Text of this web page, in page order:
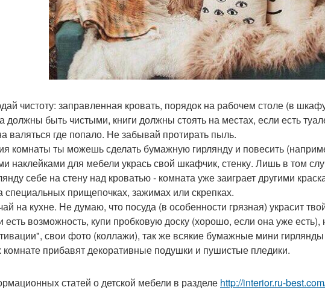
чистоту: заправленная кровать, порядок на рабочем столе (в
должны быть чистыми, книги должны стоять на местах, если есть
валяться где попало. Не забывай протирать пыль.
комнаты ты можешь сделать бумажную гирлянду и повесить
наклейками для мебели укрась свой шкафчик, стенку. Лишь в том
себе на стену над кроватью - комната уже заиграет другими
специальных прищепочках, зажимах или скрепках.
на кухне. Не думаю, что посуда (в особенности грязная) украсит
есть возможность, купи пробковую доску (хорошо, если она уже
свои фото (коллажи), так же всякие бумажные мини гирлянды
комнате прибавят декоративные подушки и пушистые пледики.
статей о детской мебели в разделе http://interior.ru-